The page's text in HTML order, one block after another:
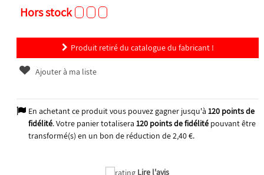
Hors stock
Produit retiré du catalogue du fabricant !
Ajouter à ma liste
En achetant ce produit vous pouvez gagner jusqu'à 120points de
fidélité. Votre panier totalisera 120points de fidélitépouvant être
transformé(s) en un bon de réduction de2,40 €.
Lire l'avis